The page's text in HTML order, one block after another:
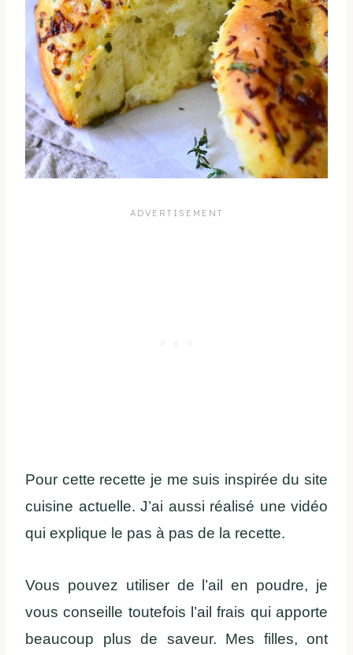
Pour cette recette je me suis inspirée du site
cuisine actuelle. J’ai aussi réalisé une vidéo
qui explique le pas à pas de la recette.
Vous pouvez utiliser de l’ail en poudre, je
vous conseille toutefois l’ail frais qui apporte
beaucoup plus de saveur. Mes filles, ont